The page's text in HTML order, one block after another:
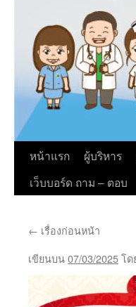
หน้าแรก ผู้บริหาร
เว็บบอร์ด ถาม – ตอบ
← เรื่องก่อนหน้า
เขียนบน07/03/2025โด